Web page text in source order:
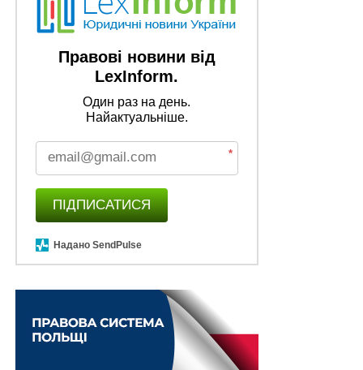
Правові новини від
LexInform.
Один раз на день.
Найактуальніше.
*
ПІДПИСАТИСЯ
Надано SendPulse